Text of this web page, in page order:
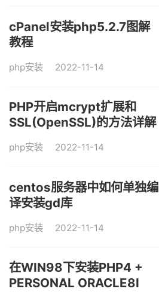
cPanel安装php5.2.7图解
教程
php安装 2022-11-14
PHP开启mcrypt扩展和
SSL(OpenSSL)的方法详解
php安装 2022-11-14
centos服务器中如何单独编
译安装gd库
php安装 2022-11-14
在WIN98下安装PHP4 +
PERSONAL ORACLE8I